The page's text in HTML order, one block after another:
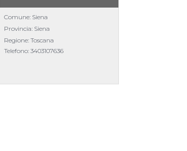
Comune: Siena
Provincia: Siena
Regione: Toscana
Telefono: 3403107636